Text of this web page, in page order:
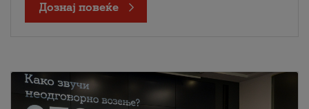
Дознај повеќе